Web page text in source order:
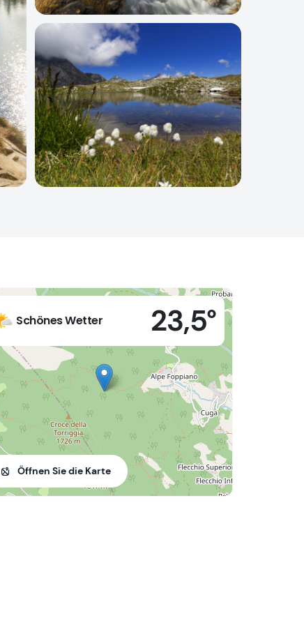
Schönes Wetter 23,5°
e Baceno (VB)
Öffnen Sie die Karte